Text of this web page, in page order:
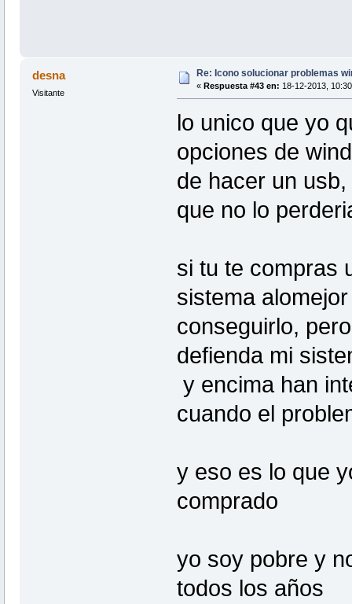
desna
Visitante
Re: Icono solucionar problemas
« Respuesta #43 en: 18-12-2013,
lo unico que yo
opciones de
de hacer un
que no lo
si tu te compras
sistema
conseguirlo,
defienda mi
y encima han
cuando el
y eso es lo que
comprado
yo soy pobre y
todos los años